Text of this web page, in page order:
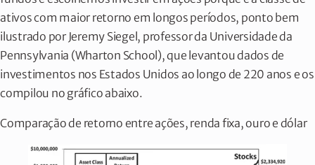
ativos com maior retorno em longos períodos, ponto bem
ilustrado por Jeremy Siegel, professor da Universidade da
Pennsylvania (Wharton School), que levantou dados de
investimentos nos Estados Unidos ao longo de 220 anos e os
compilou no gráfico abaixo.
Comparação de retorno entre ações, renda fixa, ouro e dólar